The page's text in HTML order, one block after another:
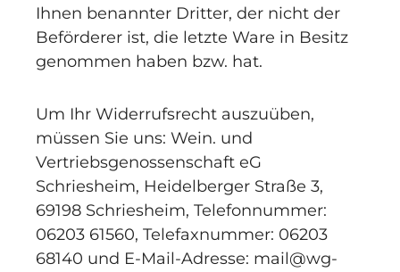
Ihnen benannter Dritter, der nicht der
Beförderer ist, die letzte Ware in Besitz
genommen haben bzw. hat.
Um Ihr Widerrufsrecht auszuüben,
müssen Sie uns: Wein. und
Vertriebsgenossenschaft eG
Schriesheim, Heidelberger Straße 3,
69198 Schriesheim, Telefonnummer:
06203 61560, Telefaxnummer: 06203
68140 und E-Mail-Adresse: mail@wg-